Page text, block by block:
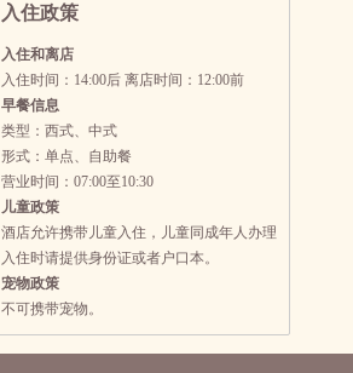
入住政策
入住和离店
入住时间：14:00后 离店时间：12:00前
早餐信息
类型：西式、中式
形式：单点、自助餐
营业时间：07:00至10:30
儿童政策
酒店允许携带儿童入住，儿童同成年人办理
入住时请提供身份证或者户口本。
宠物政策
不可携带宠物。